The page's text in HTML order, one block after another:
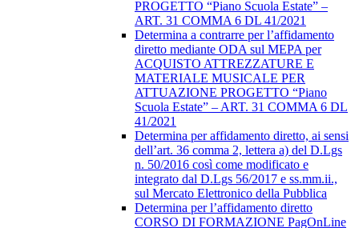
PROGETTO “Piano Scuola Estate” –
ART. 31 COMMA 6 DL 41/2021
Determina a contrarre per l’affidamento
diretto mediante ODA sul MEPA per
ACQUISTO ATTREZZATURE E
MATERIALE MUSICALE PER
ATTUAZIONE PROGETTO “Piano
Scuola Estate” – ART. 31 COMMA 6 DL
41/2021
Determina per affidamento diretto, ai sensi
dell’art. 36 comma 2, lettera a) del D.Lgs
n. 50/2016 così come modificato e
integrato dal D.Lgs 56/2017 e ss.mm.ii.,
sul Mercato Elettronico della Pubblica
Determina per l’affidamento diretto
CORSO DI FORMAZIONE PagOnLine